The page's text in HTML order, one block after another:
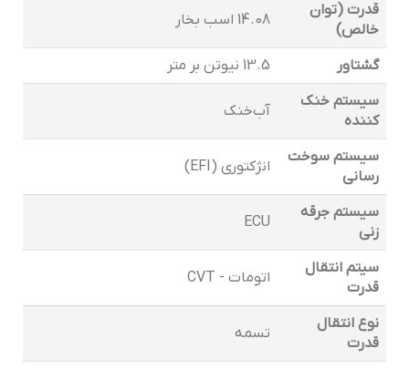
قدرت (توان
خالص)
14.08 اسب بخار
گشتاور
13.5 نیوتن بر متر
سیستم خنک
کننده
آب‌خنک
سیستم سوخت
رسانی
انژکتوری (EFI)
سیستم جرقه
زنی
ECU
سیتم انتقال
قدرت
اتومات - CVT
نوع انتقال
قدرت
تسمه